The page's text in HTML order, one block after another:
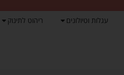
עגלות וטיולונים ריהוט לתינוק